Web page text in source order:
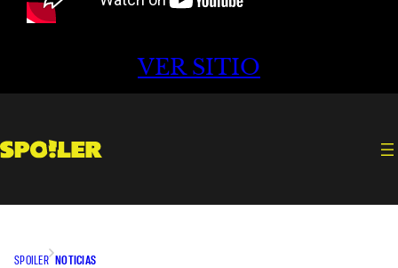
VER SITIO
SPOILER NOTICIAS